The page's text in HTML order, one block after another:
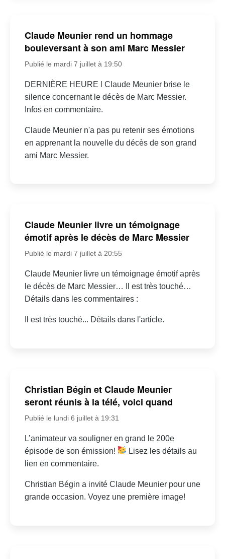
Claude Meunier rend un hommage
bouleversant à son ami Marc Messier
Publié le mardi 7 juillet à 19:50
DERNIÈRE HEURE l Claude Meunier brise le
silence concernant le décès de Marc Messier.
Infos en commentaire.
Claude Meunier n'a pas pu retenir ses émotions
en apprenant la nouvelle du décès de son grand
ami Marc Messier.
Claude Meunier livre un témoignage
émotif après le décès de Marc Messier
Publié le mardi 7 juillet à 20:55
Claude Meunier livre un témoignage émotif après
le décès de Marc Messier… Il est très touché…
Détails dans les commentaires :
Il est très touché... Détails dans l'article.
Christian Bégin et Claude Meunier
seront réunis à la télé, voici quand
Publié le lundi 6 juillet à 19:31
L’animateur va souligner en grand le 200e
épisode de son émission!
Lisez les détails au
lien en commentaire.
Christian Bégin a invité Claude Meunier pour une
grande occasion. Voyez une première image!